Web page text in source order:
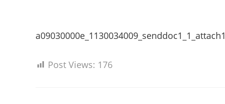
a09030000e_1130034009_senddoc1_1_attach1
Post Views: 176